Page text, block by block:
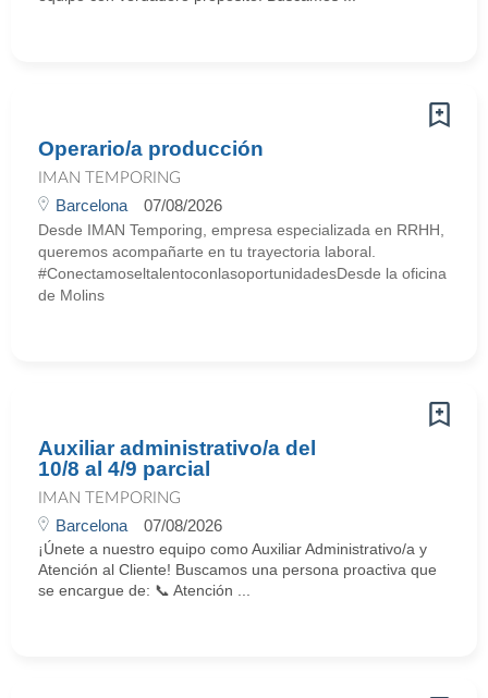
Operario/a producción
IMAN TEMPORING
Barcelona 07/08/2026
Desde IMAN Temporing, empresa especializada en RRHH,
queremos acompañarte en tu trayectoria laboral.
#ConectamoseltalentoconlasoportunidadesDesde la oficina
de Molins
Auxiliar administrativo/a del
10/8 al 4/9 parcial
IMAN TEMPORING
Barcelona 07/08/2026
¡Únete a nuestro equipo como Auxiliar Administrativo/a y
Atención al Cliente! Buscamos una persona proactiva que
se encargue de: 📞 Atención ...